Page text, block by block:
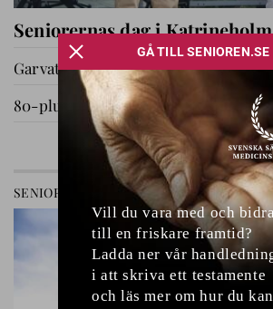
Seniorernas dag i Katrineholm
Garvat i Ryssby
80-plussare på utflykt
GÅ TILL AVDELNING
SENIOREN RELATIONER